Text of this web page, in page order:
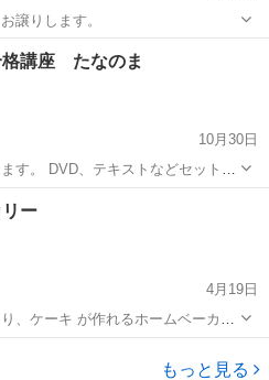
譲りします。
の他 譲り
格講座 たなのま
10月30日
す。 DVD、テキストなどセットで
渡し、金町まで撮りにきてくれる
考書
リー
4月19日
、ケーキ が作れるホームベーカリ
に購入して 何回か作って、羽をな
他メーカーで購入して、今日作っ
もっと見る